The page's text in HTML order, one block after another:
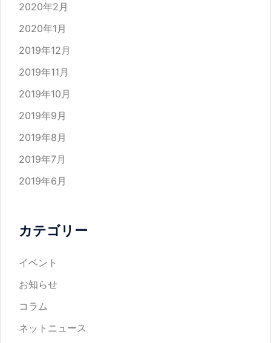
2020年2月
2020年1月
2019年12月
2019年11月
2019年10月
2019年9月
2019年8月
2019年7月
2019年6月
カテゴリー
イベント
お知らせ
コラム
ネットニュース